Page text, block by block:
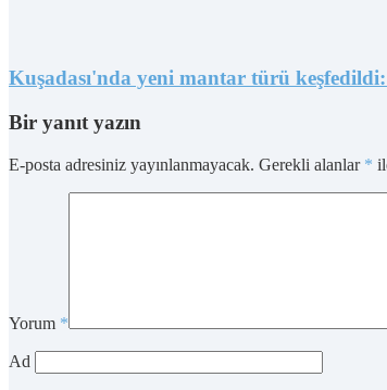
Kuşadası'nda yeni mantar türü
Bir yanıt yazın
E-posta adresiniz yayınlanmayacak. Gerekli alanlar *
Yorum *
Ad